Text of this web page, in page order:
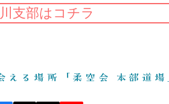
支部はコチラ
える場所「柔空会 本部道